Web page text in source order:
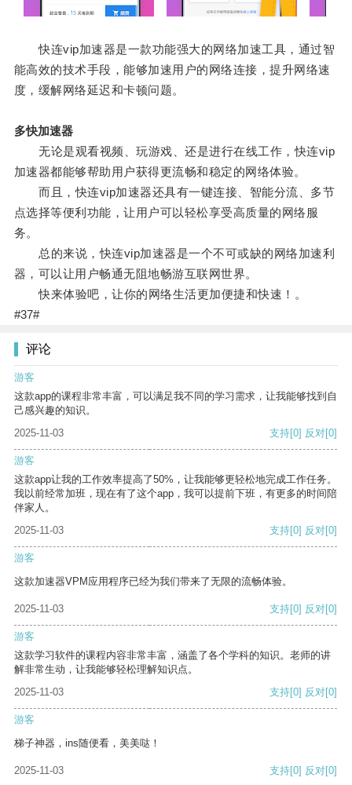
快连vip加速器是一款功能强大的网络加速工具，通过智
能高效的技术手段，能够加速用户的网络连接，提升网络速
度，缓解网络延迟和卡顿问题。
多快加速器
无论是观看视频、玩游戏、还是进行在线工作，快连vip
加速器都能够帮助用户获得更流畅和稳定的网络体验。
而且，快连vip加速器还具有一键连接、智能分流、多节
点选择等便利功能，让用户可以轻松享受高质量的网络服
务。
总的来说，快连vip加速器是一个不可或缺的网络加速利
器，可以让用户畅通无阻地畅游互联网世界。
快来体验吧，让你的网络生活更加便捷和快速！。
#37#
评论
游客
这款app的课程非常丰富，可以满足我不同的学习需求，让我能够找到自
己感兴趣的知识。
2025-11-03
支持[0] 反对[0]
游客
这款app让我的工作效率提高了50%，让我能够更轻松地完成工作任务。
我以前经常加班，现在有了这个app，我可以提前下班，有更多的时间陪
伴家人。
2025-11-03
支持[0] 反对[0]
游客
这款加速器VPM应用程序已经为我们带来了无限的流畅体验。
2025-11-03 支持[0] 反对[0]
游客
这款学习软件的课程内容非常丰富，涵盖了各个学科的知识。老师的讲
解非常生动，让我能够轻松理解知识点。
2025-11-03
支持[0] 反对[0]
游客
梯子神器，ins随便看，美美哒！
2025-11-03 支持[0] 反对[0]